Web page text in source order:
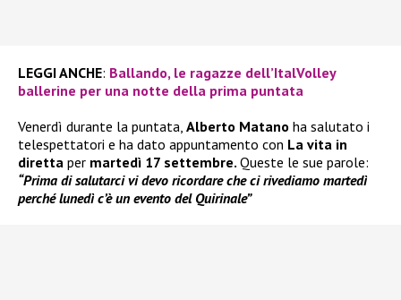
LEGGI ANCHE: Ballando, le ragazze dell’ItalVolley
ballerine per una notte della prima puntata
Venerdì durante la puntata, Alberto Matano ha salutato i
telespettatori e ha dato appuntamento con La vita in
diretta per martedì 17 settembre. Queste le sue parole:
“Prima di salutarci vi devo ricordare che ci rivediamo martedì
perché lunedì c’è un evento del Quirinale”